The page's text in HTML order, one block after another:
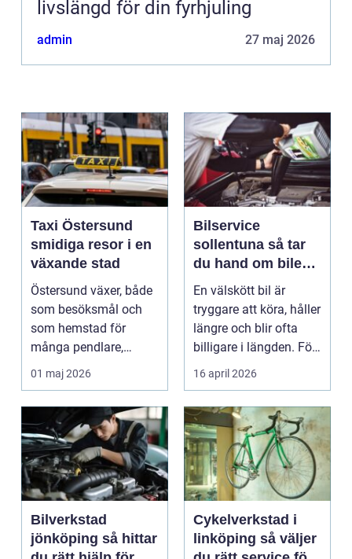
livslängd för din fyrhjuling
admin 27 maj 2026
Taxi Östersund
smidiga resor i en
växande stad
Östersund växer, både
som besöksmål och
som hemstad för
många pendlare,
studenter och
företagare. En...
01 maj 2026
Bilservice
sollentuna så tar
du hand om bilen
på ett smart sätt
En välskött bil är
tryggare att köra, håller
längre och blir ofta
billigare i längden. För
många bil...
16 april 2026
Bilverkstad
jönköping så hittar
Cykelverkstad i
linköping så väljer